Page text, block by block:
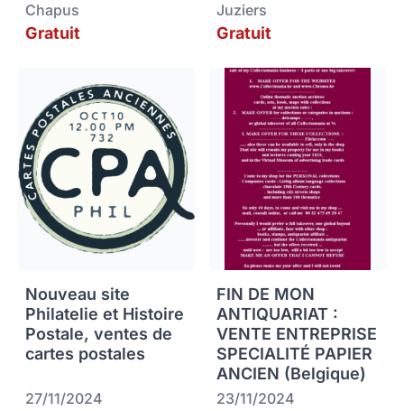
Chapus
Gratuit
Juziers
Gratuit
Nouveau site
Philatelie et Histoire
Postale, ventes de
cartes postales
27/11/2024
FIN DE MON
ANTIQUARIAT :
VENTE ENTREPRISE
SPECIALITÉ PAPIER
ANCIEN (Belgique)
23/11/2024